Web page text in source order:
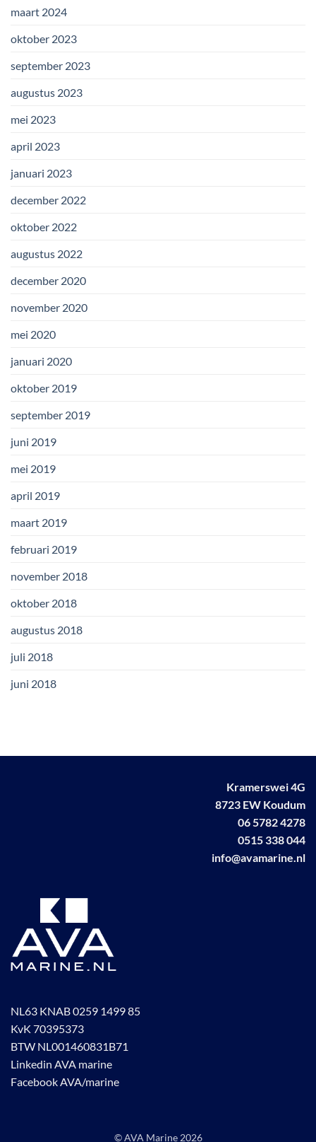
maart 2024
oktober 2023
september 2023
augustus 2023
mei 2023
april 2023
januari 2023
december 2022
oktober 2022
augustus 2022
december 2020
november 2020
mei 2020
januari 2020
oktober 2019
september 2019
juni 2019
mei 2019
april 2019
maart 2019
februari 2019
november 2018
oktober 2018
augustus 2018
juli 2018
juni 2018
Kramerswei 4G
8723 EW Koudum
06 5782 4278
0515 338 044
info@avamarine.nl
NL63 KNAB 0259 1499 85
KvK 70395373
BTW NL001460831B71
Linkedin AVA marine
Facebook AVA/marine
© AVA Marine 2026